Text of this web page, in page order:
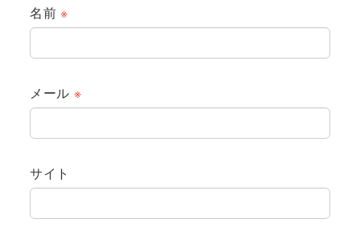
名前※
メール ※
サイト